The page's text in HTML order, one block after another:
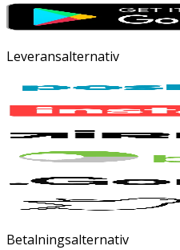
Leveransalternativ
Betalningsalternativ